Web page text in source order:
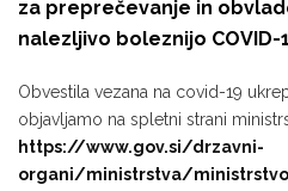
za preprečevanje in
nalezljivo boleznijo COVID-
Obvestila vezana na covid-19
objavljamo na spletni strani
https://www.gov.si/drzavni-
organi/ministrstva/